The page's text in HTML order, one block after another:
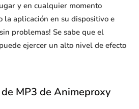
y en cualquier momento
la aplicación en su dispositivo e
problemas! Se sabe que el
ejercer un alto nivel de efecto
MP3 de Animeproxy